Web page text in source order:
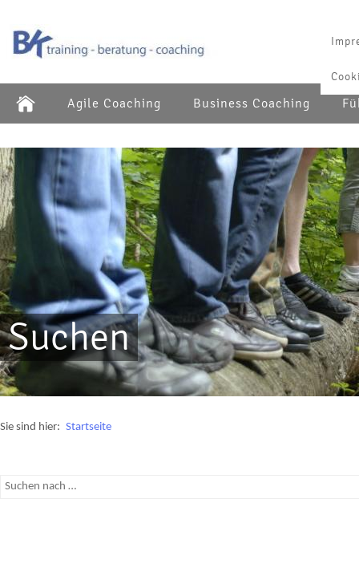
Agile Coaching Business Coaching
Suchen
Sie sind hier: Startseite